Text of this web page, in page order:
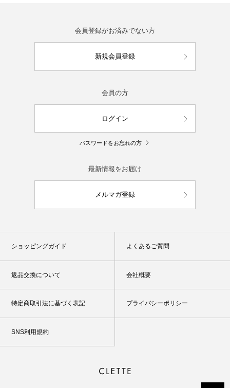
会員登録がお済みでない方
新規会員登録
会員の方
ログイン
パスワードをお忘れの方
最新情報をお届け
メルマガ登録
ショッピングガイド よくあるご質問
返品交換について 会社概要
特定商取引法に基づく表記 プライバシーポリシー
SNS利用規約